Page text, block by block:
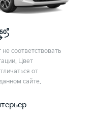
соответствовать
Цвет
от
сайте.